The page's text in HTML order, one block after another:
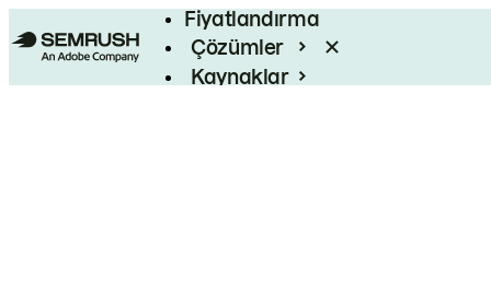
Fiyatlandırma
Çözümler
Kaynaklar